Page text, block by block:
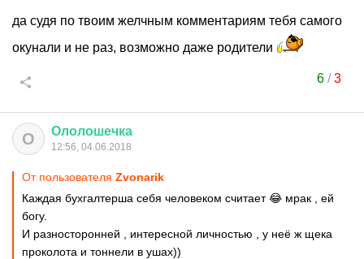
да судя по твоим желчным комментариям тебя самого
окунали и не раз, возможно даже родители
6/3
О Ололошечка
12:56, 04.06.2018
От пользователя Zvonarik
Каждая бухгалтерша себя человеком считает 😂 мрак , ей
богу.
И разносторонней , интересной личностью , у неё ж щека
проколота и тоннели в ушах))